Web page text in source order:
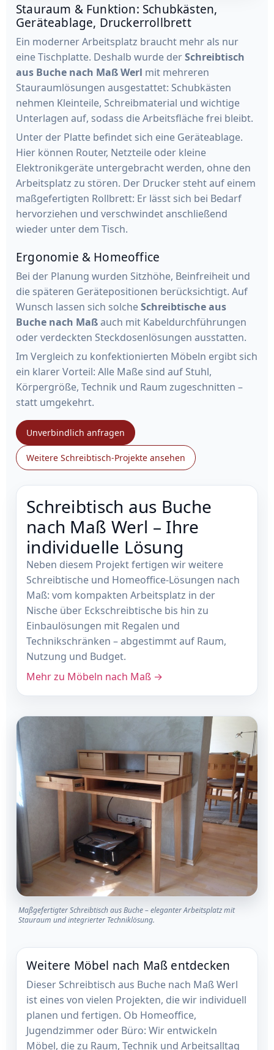
Stauraum & Funktion: Schubkästen,
Geräteablage, Druckerrollbrett
Ein moderner Arbeitsplatz braucht mehr als nur
eine Tischplatte. Deshalb wurde derSchreibtisch
aus Buche nach Maß Werl mit mehreren
Stauraumlösungen ausgestattet: Schubkästen
nehmen Kleinteile, Schreibmaterial und wichtige
Unterlagen auf, sodass die Arbeitsfläche frei bleibt.
Unter der Platte befindet sich eine Geräteablage.
Hier können Router, Netzteile oder kleine
Elektronikgeräte untergebracht werden, ohne den
Arbeitsplatz zu stören. Der Drucker steht auf einem
maßgefertigten Rollbrett: Er lässt sich bei Bedarf
hervorziehen und verschwindet anschließend
wieder unter dem Tisch.
Ergonomie & Homeoffice
Bei der Planung wurden Sitzhöhe, Beinfreiheit und
die späteren Gerätepositionen berücksichtigt. Auf
Wunsch lassen sich solcheSchreibtische aus
Buche nach Maßauch mit Kabeldurchführungen
oder verdeckten Steckdosenlösungen ausstatten.
Im Vergleich zu konfektionierten Möbeln ergibt sich
ein klarer Vorteil: Alle Maße sind auf Stuhl,
Körpergröße, Technik und Raum zugeschnitten –
statt umgekehrt.
Unverbindlich anfragen
Weitere Schreibtisch-Projekte ansehen
Schreibtisch aus Buche
nach Maß Werl – Ihre
individuelle Lösung
Neben diesem Projekt fertigen wir weitere
Schreibtische und Homeoffice-Lösungen nach
Maß: vom kompakten Arbeitsplatz in der
Nische über Eckschreibtische bis hin zu
Einbaulösungen mit Regalen und
Technikschränken – abgestimmt auf Raum,
Nutzung und Budget.
Mehr zu Möbeln nach Maß →
Maßgefertigter Schreibtisch aus Buche – eleganter Arbeitsplatz mit
Stauraum und integrierter Techniklösung.
Weitere Möbel nach Maß entdecken
Dieser Schreibtisch aus Buche nach Maß Werl
ist eines von vielen Projekten, die wir individuell
planen und fertigen. Ob Homeoffice,
Jugendzimmer oder Büro: Wir entwickeln
Möbel, die zu Raum, Technik und Arbeitsalltag